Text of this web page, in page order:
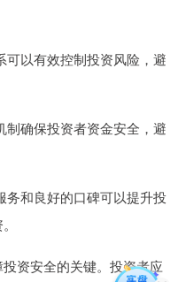
以有效控制投资风险，避
确保投资者资金安全，避
务和良好的口碑可以提升投
资安全的关键。投资者应